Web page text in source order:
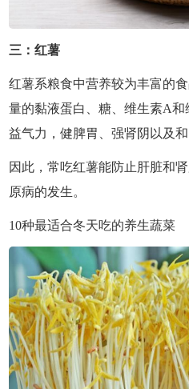
三：红薯
红薯系粮食中营养较为丰富的
量的黏液蛋白、糖、维生素A和
益气力，健脾胃、强肾阴以及
因此，常吃红薯能防止肝脏和
原病的发生。
10种最适合冬天吃的养生蔬菜